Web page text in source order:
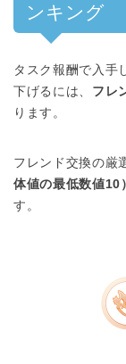
ンキング
タスク報酬で入手
下げるには、 フレ
ります。
フレンド交換の厳
体値の最低数値10
す。